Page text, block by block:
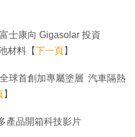
士康向 Gigasolar 投資
材料【下一頁】
球首創加專屬塗層 汽車隔熱
】
產品開箱科技影片